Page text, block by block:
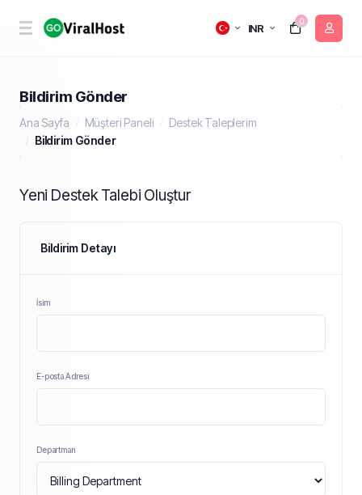
INR
0
Bildirim Gönder
Ana Sayfa Müşteri Paneli
Destek Taleplerim
Bildirim Gönder
Yeni Destek Talebi Oluştur
Bildirim Detayı
İsim
E-posta Adresi
Departman